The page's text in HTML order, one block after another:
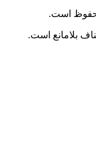
است.
بلامانع است.